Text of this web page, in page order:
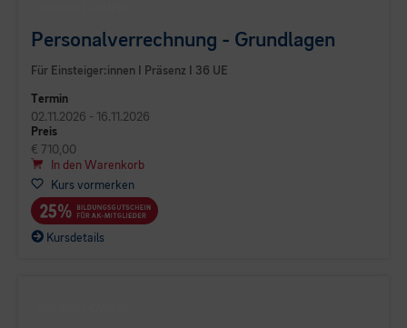
Personalverrechnung - Grundlagen
Für Einsteiger:innen I Präsenz I 36 UE
Termin
02.11.2026 - 16.11.2026
Preis
€ 710,00
In den Warenkorb
Kurs vormerken
Kursdetails